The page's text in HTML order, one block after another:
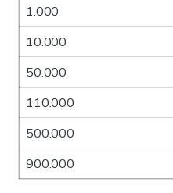
1.000
10.000
50.000
110.000
500.000
900.000